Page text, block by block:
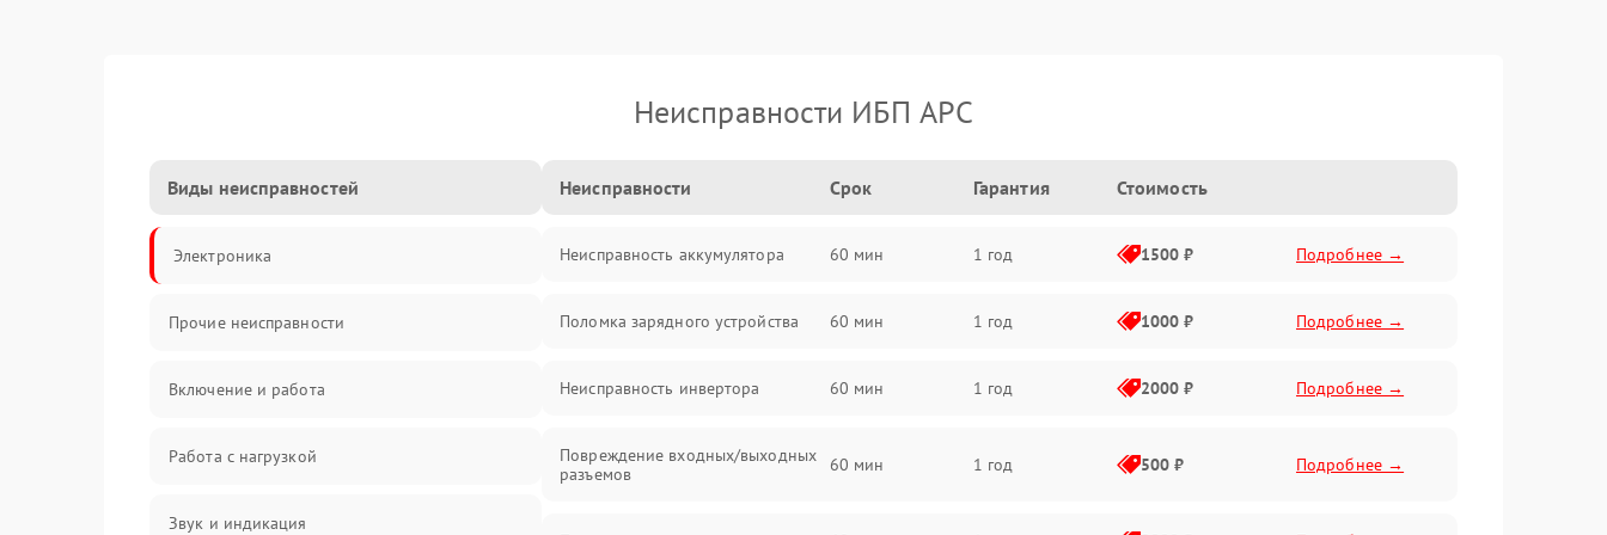
Неисправности ИБП APC
Виды неисправностей
Электроника
Прочие неисправности
Включение и работа
Работа с нагрузкой
Звук и индикация
Неисправности Срок Гарантия Стоимость
Неисправность аккумулятора 60 мин 1 год 1500 ₽ Подробнее →
Поломка зарядного устройства 60 мин 1 год 1000 ₽ Подробнее →
Неисправность инвертора 60 мин 1 год 2000 ₽ Подробнее →
Повреждение входных/выходных
разъемов
60 мин 1 год 500 ₽ Подробнее →